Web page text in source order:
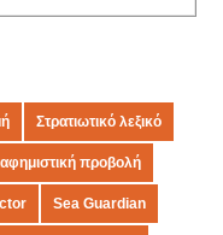
Στρατιωτικό λεξικό
προβολή
Sea Guardian